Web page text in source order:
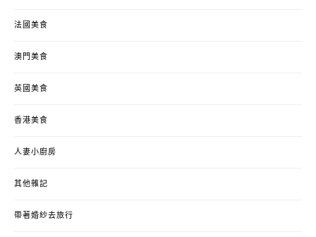
法國美食
澳門美食
英國美食
香港美食
人妻小廚房
其他雜記
帶著婚紗去旅行